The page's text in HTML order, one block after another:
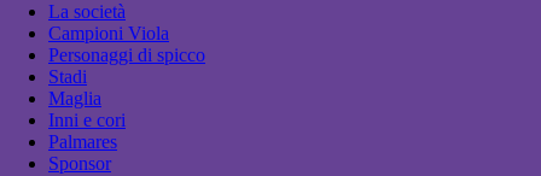
La società
Campioni Viola
Personaggi di spicco
Stadi
Maglia
Inni e cori
Palmares
Sponsor